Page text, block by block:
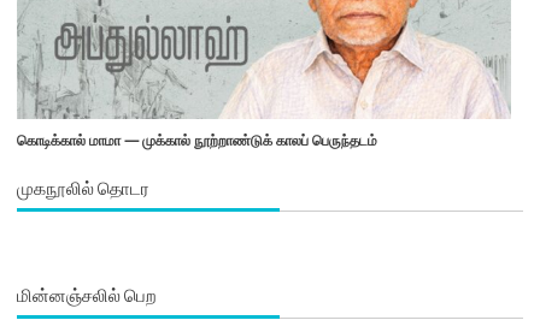
கொடிக்கால் மாமா — முக்கால் நூற்றாண்டுக் காலப் பெருந்தடம்
முகநூலில் தொடர
மின்னஞ்சலில் பெற